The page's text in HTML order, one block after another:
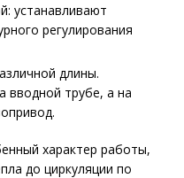
устанавливают
регулирования
длины.
вводной трубе, а на
характер работы,
до циркуляции по